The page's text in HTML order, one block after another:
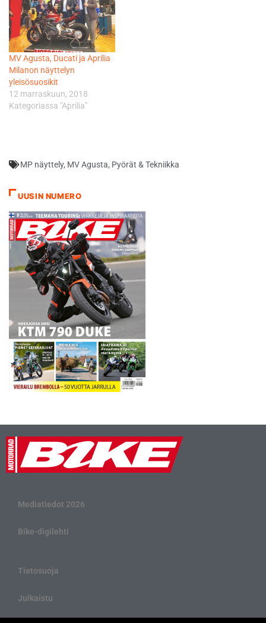
MV Agusta, Ducati ja Aprilia
Milanon näyttelyn
yleisösuosikit
12 marraskuun, 2018
Kategoriassa "Aprilia"
MP näyttely, MV Agusta, Pyörät & Tekniikka
UUSIN NUMERO
Mediatiedot 2026
Bike-digilehti
Tietosuoja
Julkaistu